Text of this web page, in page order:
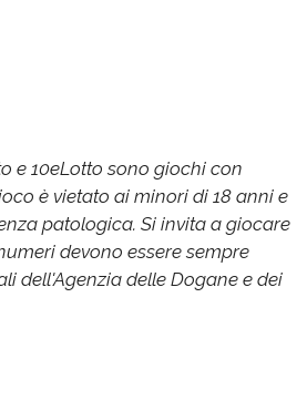
e 10eLotto sono giochi con
è vietato ai minori di 18 anni e
patologica. Si invita a giocare
devono essere sempre
dell'Agenzia delle Dogane e dei